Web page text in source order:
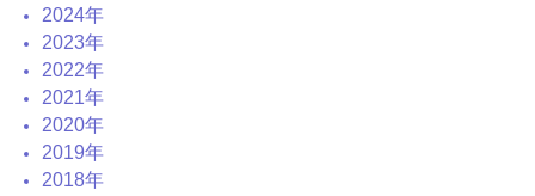
2024年
2023年
2022年
2021年
2020年
2019年
2018年